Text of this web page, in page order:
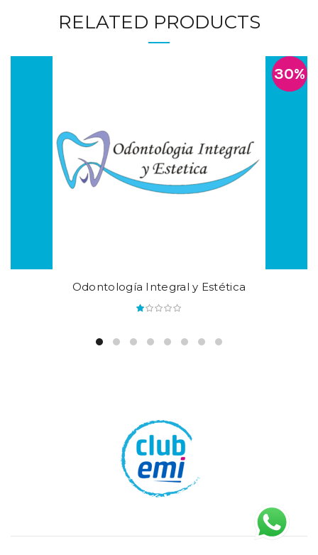
RELATED PRODUCTS
30%
Odontología Integral y Estética